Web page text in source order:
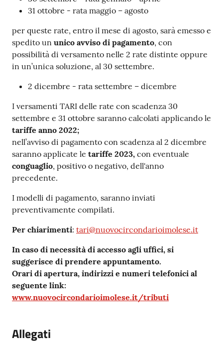
31 ottobre - rata maggio – agosto
per queste rate, entro il mese di agosto, sarà emesso e
spedito un unico avviso di pagamento, con
possibilità di versamento nelle 2 rate distinte oppure
in un’unica soluzione, al 30 settembre.
2 dicembre - rata settembre – dicembre
I versamenti TARI delle rate con scadenza 30
settembre e 31 ottobre saranno calcolati applicando le
tariffe anno 2022;
nell’avviso di pagamento con scadenza al 2 dicembre
saranno applicate le tariffe 2023, con eventuale
conguaglio, positivo o negativo, dell'anno
precedente.
I modelli di pagamento, saranno inviati
preventivamente compilati.
Per chiarimenti: tari@nuovocircondarioimolese.it
In caso di necessità di accesso agli uffici, si
suggerisce di prendere appuntamento.
Orari di apertura, indirizzi e numeri telefonici al
seguente link:
www.nuovocircondarioimolese.it/tributi
Allegati